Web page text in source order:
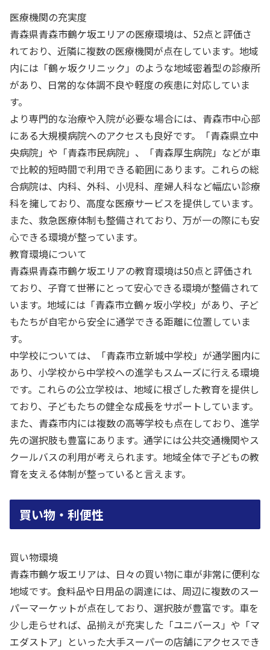
医療機関の充実度
青森県青森市鶴ケ坂エリアの医療環境は、52点と評価さ
れており、近隣に複数の医療機関が点在しています。地域
内には「鶴ヶ坂クリニック」のような地域密着型の診療所
があり、日常的な体調不良や軽度の疾患に対応していま
す。
より専門的な治療や入院が必要な場合には、青森市中心部
にある大規模病院へのアクセスも良好です。「青森県立中
央病院」や「青森市民病院」、「青森厚生病院」などが車
で比較的短時間で利用できる範囲にあります。これらの総
合病院は、内科、外科、小児科、産婦人科など幅広い診療
科を擁しており、高度な医療サービスを提供しています。
また、救急医療体制も整備されており、万が一の際にも安
心できる環境が整っています。
教育環境について
青森県青森市鶴ケ坂エリアの教育環境は50点と評価され
ており、子育て世帯にとって安心できる環境が整備されて
います。地域には「青森市立鶴ヶ坂小学校」があり、子ど
もたちが自宅から安全に通学できる距離に位置していま
す。
中学校については、「青森市立新城中学校」が通学圏内に
あり、小学校から中学校への進学もスムーズに行える環境
です。これらの公立学校は、地域に根ざした教育を提供し
ており、子どもたちの健全な成長をサポートしています。
また、青森市内には複数の高等学校も点在しており、進学
先の選択肢も豊富にあります。通学には公共交通機関やス
クールバスの利用が考えられます。地域全体で子どもの教
育を支える体制が整っていると言えます。
買い物・利便性
買い物環境
青森市鶴ケ坂エリアは、日々の買い物に車が非常に便利な
地域です。食料品や日用品の調達には、周辺に複数のスー
パーマーケットが点在しており、選択肢が豊富です。車を
少し走らせれば、品揃えが充実した「ユニバース」や「マ
エダストア」といった大手スーパーの店舗にアクセスでき